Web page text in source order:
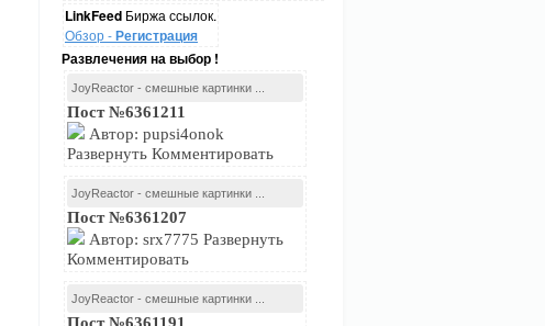
LinkFeed Биржа ссылок.
Обзор -Регистрация
Развлечения на выбор !
JoyReactor - смешные картинки ...
Пост №6361211
Автор: pupsi4onok
Развернуть Комментировать
JoyReactor - смешные картинки ...
Пост №6361207
Автор: srx7775 Развернуть
Комментировать
JoyReactor - смешные картинки ...